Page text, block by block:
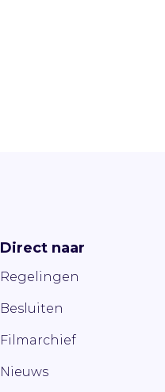
Direct naar
Regelingen
Besluiten
Filmarchief
Nieuws